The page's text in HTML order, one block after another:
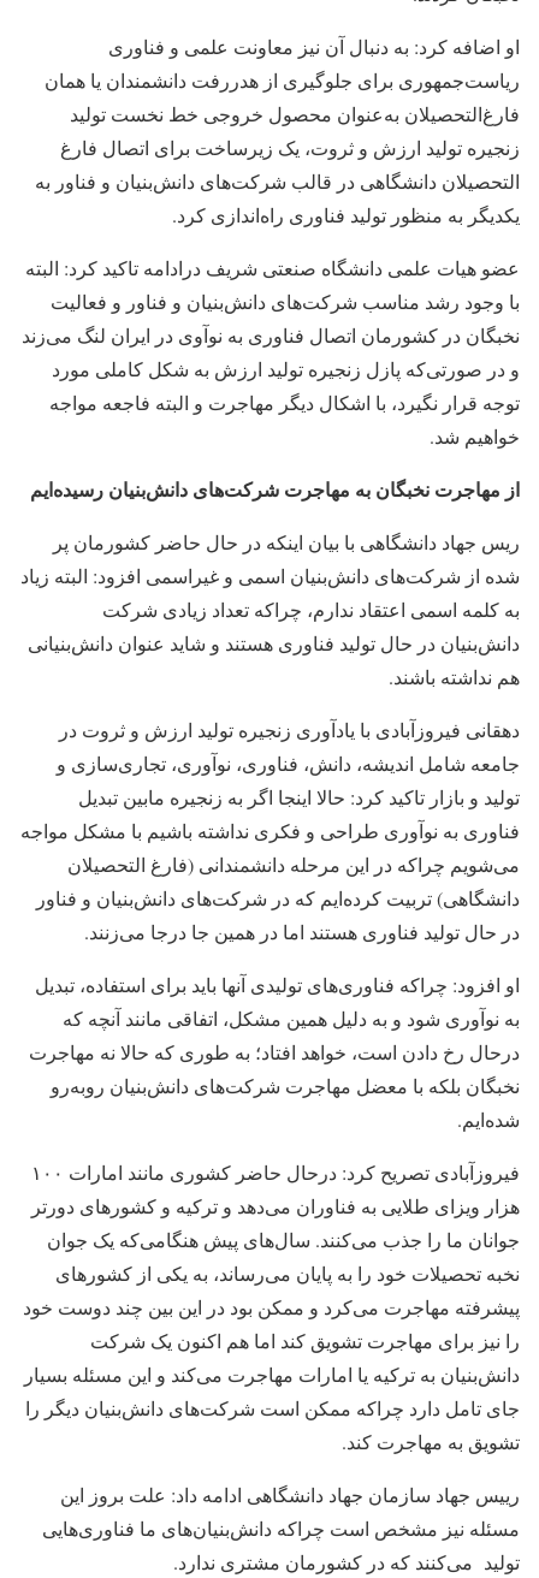
او اضافه کرد: به دنبال آن نیز معاونت علمی و فناوری
ریاست‌جمهوری برای جلوگیری از هدررفت دانشمندان یا همان
فارغ‌التحصیلان به‌عنوان محصول خروجی خط نخست تولید
زنجیره تولید ارزش و ثروت، یک زیرساخت برای اتصال فارغ
التحصیلان دانشگاهی در قالب شرکت‌های دانش‌بنیان و فناور به
یکدیگر به منظور تولید فناوری راه‌اندازی کرد.
عضو هیات علمی دانشگاه صنعتی شریف درادامه تاکید کرد: البته
با وجود رشد مناسب شرکت‌های دانش‌بنیان و فناور و فعالیت
نخبگان در کشورمان اتصال فناوری به نوآوی در ایران لنگ می‌زند
و در صورتی‌که پازل زنجیره تولید ارزش به شکل کاملی مورد
توجه قرار نگیرد، با اشکال دیگر مهاجرت و البته فاجعه مواجه
خواهیم شد.
از مهاجرت نخبگان به مهاجرت شرکت‌های دانش‌بنیان رسیده‌ایم
ریس جهاد دانشگاهی با بیان اینکه در حال حاضر کشورمان پر
شده از شرکت‌های دانش‌بنیان اسمی و غیراسمی افزود: البته زیاد
به کلمه اسمی اعتقاد ندارم، چراکه تعداد زیادی شرکت
دانش‌بنیان در حال تولید فناوری هستند و شاید عنوان دانش‌بنیانی
هم نداشته باشند.
دهقانی فیروزآبادی با یادآوری زنجیره تولید ارزش و ثروت در
جامعه شامل اندیشه، دانش، فناوری، نوآوری، تجاری‌سازی و
تولید و بازار تاکید کرد: حالا اینجا اگر به زنجیره مابین تبدیل
فناوری به نوآوری طراحی و فکری نداشته باشیم با مشکل مواجه
می‌شویم چراکه در این مرحله دانشمندانی (فارغ التحصیلان
دانشگاهی) تربیت کرد‌ه‌ایم که در شرکت‌های دانش‌بنیان و فناور
در حال تولید فناوری هستند اما در همین جا درجا می‌زنند.
او افزود: چراکه فناوری‌های تولیدی آنها باید برای استفاده، تبدیل
به نوآوری شود و به دلیل همین مشکل، اتفاقی مانند آنچه که
درحال رخ دادن است، خواهد افتاد؛ به طوری که حالا نه مهاجرت
نخبگان بلکه با معضل مهاجرت شرکت‌های دانش‌بنیان روبه‌رو
شده‌ایم.
فیروزآبادی تصریح کرد: درحال حاضر کشوری مانند امارات ۱۰۰
هزار ویزای طلایی به فناوران می‌دهد و ترکیه و کشورهای دورتر
جوانان ما را جذب می‌کنند. سال‌های پیش هنگامی‌که یک جوان
نخبه تحصیلات خود را به پایان می‌رساند، به یکی از کشورهای
پیشرفته مهاجرت می‌کرد و ممکن بود در این بین چند دوست خود
را نیز برای مهاجرت تشویق کند اما هم اکنون یک شرکت
دانش‌بنیان به ترکیه یا امارات مهاجرت می‌کند و این مسئله بسیار
جای تامل دارد چراکه ممکن است شرکت‌های دانش‌بنیان دیگر را
تشویق به مهاجرت کند.
رییس جهاد سازمان جهاد دانشگاهی ادامه داد: علت بروز این
مسئله نیز مشخص است چراکه دانش‌بنیان‌های ما فناوری‌هایی
تولید می‌کنند که در کشورمان مشتری ندارد.